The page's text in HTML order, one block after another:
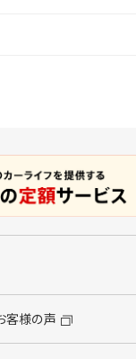
客様の声